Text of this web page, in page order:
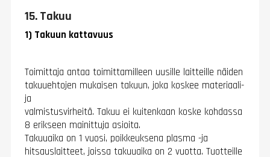
15. Takuu
1) Takuun kattavuus
Toimittaja antaa toimittamilleen uusille laitteille näiden
takuuehtojen mukaisen takuun, joka koskee materiaali-
ja
valmistusvirheitä. Takuu ei kuitenkaan koske kohdassa
8 erikseen mainittuja asioita.
Takuuaika on 1 vuosi, poikkeuksena plasma -ja
hitsauslaitteet, joissa takuuaika on 2 vuotta. Tuotteille